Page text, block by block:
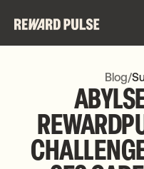
Blog/